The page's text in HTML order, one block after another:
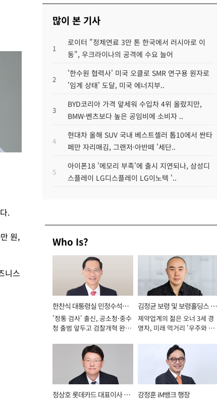
.
원,
니스
많이 본 기사
1
로이터 "정제연료 3만 톤 한국에서 러시아로 이
동", 우크라이나의 공격에 수요 늘어
2
'한수원 협력사' 미국 오클로 SMR 연구용 원자로
'임계 상태' 도달, 미국 에너지부..
3
BYD코리아 가격 앞세워 수입차 4위 올랐지만,
BMW·벤츠보다 높은 공임비에 소비자 ..
4
현대차 올해 SUV 국내 베스트셀러 톱10에서 싼타
페만 자리매김, 그랜저·아반떼 '세단..
5
아이폰18 '메모리 부족'에 출시 지연되나, 삼성디
스플레이 LG디스플레이 LG이노텍 '..
Who Is?
한찬식 대통령실 민정수석비
서관
'정통 검사' 출신, 공소청·중수
청 출범 앞두고 검찰개혁 완수
김정균 보령 및 보령홀딩스 대
표이사 사장
제약업계의 젊은 오너 3세 경
영자, 미래 먹거리 '우주와 헬
정상호 롯데카드 대표이사 사
강정훈 iM뱅크 행장